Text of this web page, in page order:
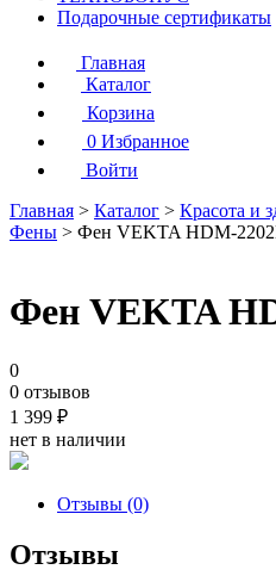
Подарочные сертификаты
Главная
Каталог
Корзина
0 Избранное
Войти
Главная > Каталог > Красота и
Фены > Фен VEKTA HDM-
Фен VEKTA
0
0 отзывов
1 399 ₽
нет в наличии
Отзывы (0)
Отзывы